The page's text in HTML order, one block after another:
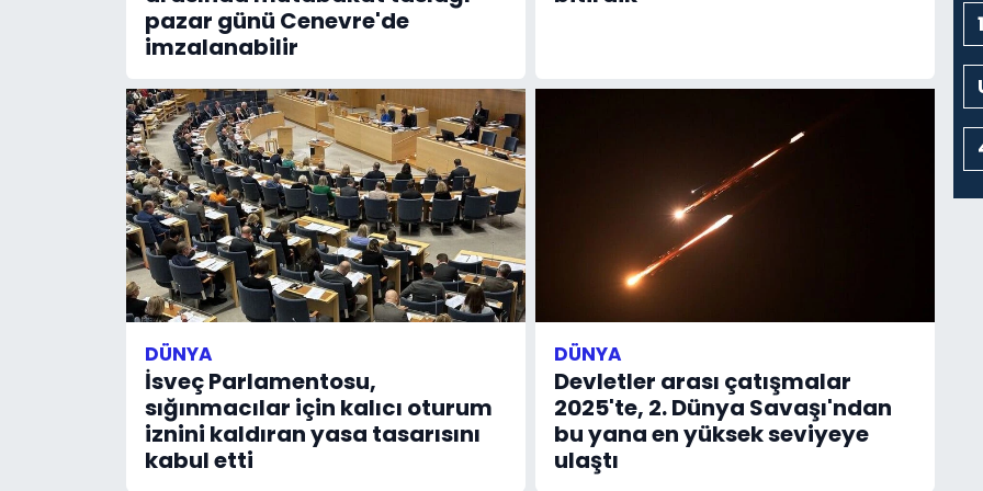
pazar günü Cenevre'de
imzalanabilir
DÜNYA
İsveç Parlamentosu,
sığınmacılar için kalıcı oturum
iznini kaldıran yasa tasarısını
kabul etti
DÜNYA
Devletler arası çatışmalar
2025'te, 2. Dünya Savaşı'ndan
bu yana en yüksek seviyeye
ulaştı